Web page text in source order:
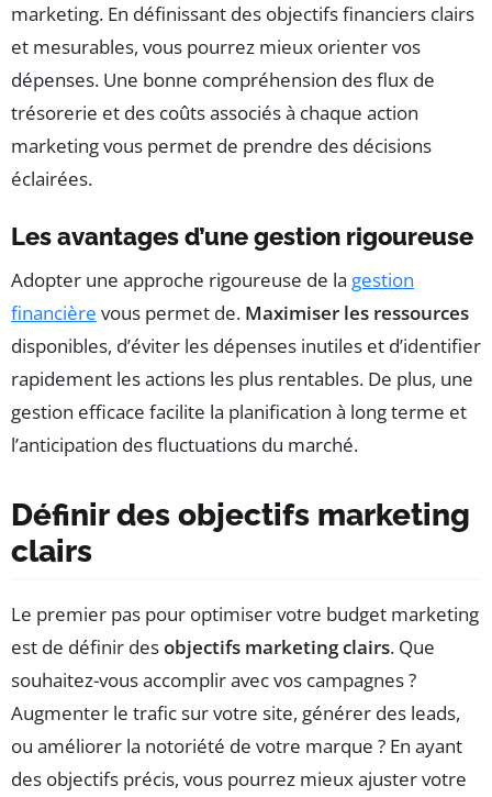
marketing. En définissant des objectifs financiers clairs
et mesurables, vous pourrez mieux orienter vos
dépenses. Une bonne compréhension des flux de
trésorerie et des coûts associés à chaque action
marketing vous permet de prendre des décisions
éclairées.
Les avantages d’une gestion rigoureuse
Adopter une approche rigoureuse de la gestion
financière vous permet de. Maximiser les ressources
disponibles, d’éviter les dépenses inutiles et d’identifier
rapidement les actions les plus rentables. De plus, une
gestion efficace facilite la planification à long terme et
l’anticipation des fluctuations du marché.
Définir des objectifs marketing
clairs
Le premier pas pour optimiser votre budget marketing
est de définir desobjectifs marketing clairs. Que
souhaitez-vous accomplir avec vos campagnes ?
Augmenter le trafic sur votre site, générer des leads,
ou améliorer la notoriété de votre marque ? En ayant
des objectifs précis, vous pourrez mieux ajuster votre